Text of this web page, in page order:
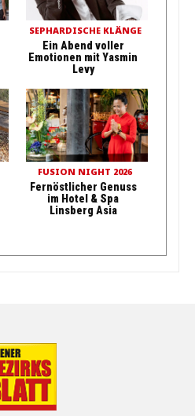
SEPHARDISCHE KLÄNGE
Ein Abend voller
Emotionen mit Yasmin
Levy
FUSION NIGHT 2026
Fernöstlicher Genuss
im Hotel & Spa
Linsberg Asia